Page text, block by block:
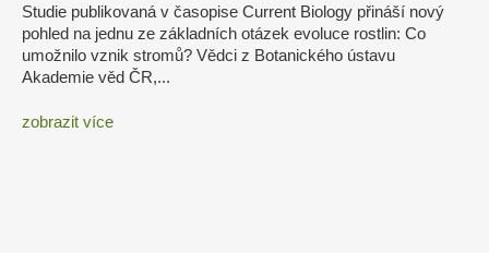
Studie publikovaná v časopise Current Biology přináší nový
pohled na jednu ze základních otázek evoluce rostlin: Co
umožnilo vznik stromů? Vědci z Botanického ústavu
Akademie věd ČR,...
zobrazit více